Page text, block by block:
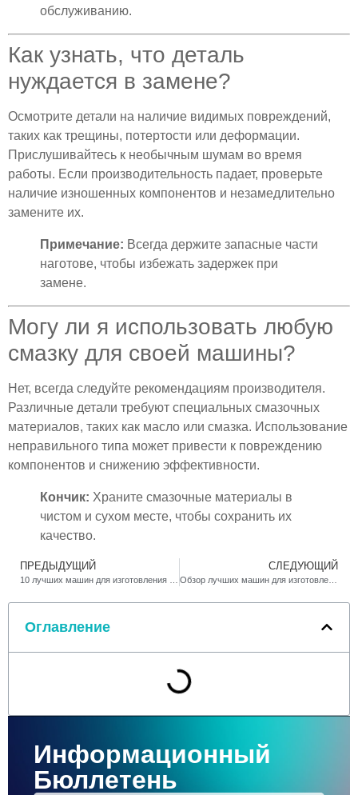
обслуживанию.
Как узнать, что деталь
нуждается в замене?
Осмотрите детали на наличие видимых повреждений,
таких как трещины, потертости или деформации.
Прислушивайтесь к необычным шумам во время
работы. Если производительность падает, проверьте
наличие изношенных компонентов и незамедлительно
замените их.
Примечание: Всегда держите запасные части
наготове, чтобы избежать задержек при
замене.
Могу ли я использовать любую
смазку для своей машины?
Нет, всегда следуйте рекомендациям производителя.
Различные детали требуют специальных смазочных
материалов, таких как масло или смазка. Использование
неправильного типа может привести к повреждению
компонентов и снижению эффективности.
Кончик: Храните смазочные материалы в
чистом и сухом месте, чтобы сохранить их
качество.
ПРЕДЫДУЩИЙ СЛЕДУЮЩИЙ
Обзор лучших машин для изготовления зажигалок 2025 года
Оглавление
Информационный
Бюллетень